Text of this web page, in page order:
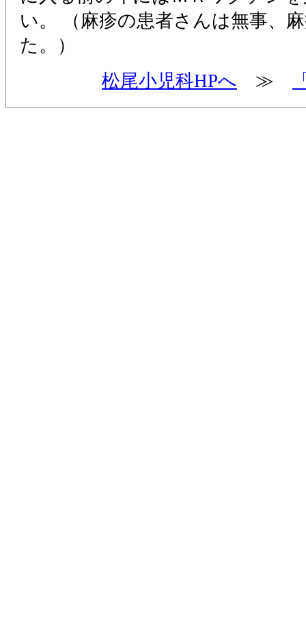
い。 （麻疹の患者さんは無事、
た。）
松尾小児科HPへ ≫